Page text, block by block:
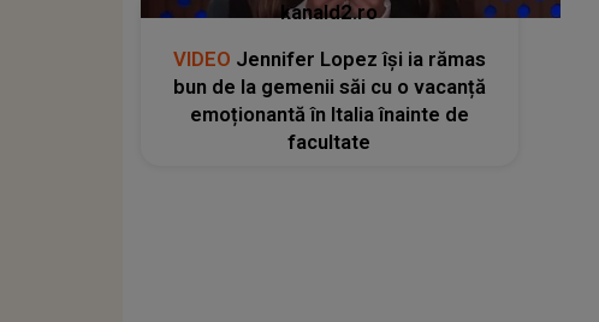
kanald2.ro
VIDEO Jennifer Lopez își ia rămas
bun de la gemenii săi cu o vacanță
emoționantă în Italia înainte de
facultate